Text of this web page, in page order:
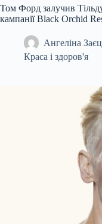
Том Форд залучив
кампанії Black Orchid
Ангеліна
Краса і здоров'я